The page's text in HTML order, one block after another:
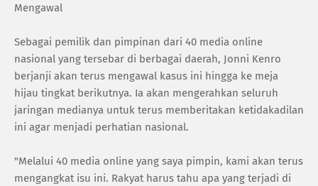
Mengawal
Sebagai pemilik dan pimpinan dari 40 media online
nasional yang tersebar di berbagai daerah, Jonni Kenro
berjanji akan terus mengawal kasus ini hingga ke meja
hijau tingkat berikutnya. Ia akan mengerahkan seluruh
jaringan medianya untuk terus memberitakan ketidakadilan
ini agar menjadi perhatian nasional.
"Melalui 40 media online yang saya pimpin, kami akan terus
mengangkat isu ini. Rakyat harus tahu apa yang terjadi di